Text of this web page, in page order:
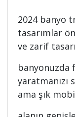
2024 banyo
tasarımlar
ve zarif
yaratmanızı
ama şık